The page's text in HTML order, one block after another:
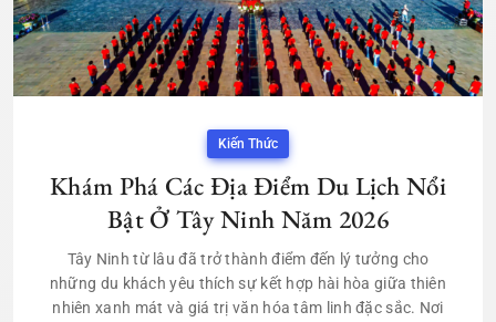
Kiến Thức
Khám Phá Các Địa Điểm Du Lịch Nổi
Bật Ở Tây Ninh Năm 2026
Tây Ninh từ lâu đã trở thành điểm đến lý tưởng cho
những du khách yêu thích sự kết hợp hài hòa giữa thiên
nhiên xanh mát và giá trị văn hóa tâm linh đặc sắc. Nơi